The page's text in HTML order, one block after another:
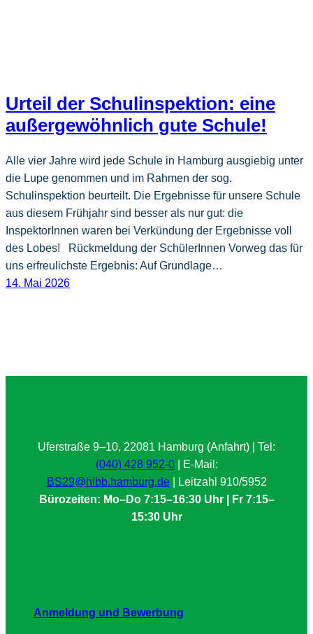
Urteil der Schulinspektion: eine
außergewöhnlich gute Schule!
Alle vier Jahre wird jede Schule in Hamburg ausgiebig unter
die Lupe genommen und im Rahmen der sog.
Schulinspektion beurteilt. Die Ergebnisse für unsere Schule
aus diesem Frühjahr sind besser als nur gut: die
InspektorInnen waren bei Verkündung der Ergebnisse voll
des Lobes! Rückmeldung der SchülerInnen Vorweg das für
uns erfreulichste Ergebnis: Auf Grundlage…
14. Mai 2026
Uferstraße 9–10, 22081 Hamburg (Anfahrt) | Tel:
(040) 428 952-0| E-Mail:
BS29@hibb.hamburg.de| Leitzahl 910/5952
Bürozeiten: Mo–Do 7:15–16:30 Uhr | Fr 7:15–
15:30 Uhr
Anmeldung und Bewerbung